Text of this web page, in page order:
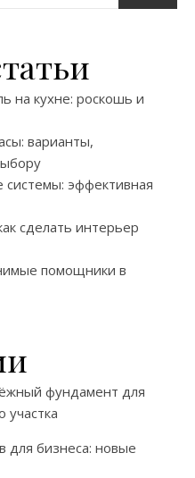
на кухне: роскошь и
варианты,
системы: эффективная
сделать интерьер
помощники в
фундамент для
для бизнеса: новые